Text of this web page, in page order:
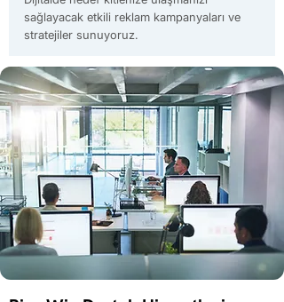
sağlayacak etkili reklam kampanyaları ve
stratejiler sunuyoruz.